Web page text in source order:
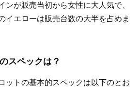
ンが販売当初から女性に大人気で、
イエローは販売台数の大半を占めま
スペックは？
ットの基本的スペックは以下のとお